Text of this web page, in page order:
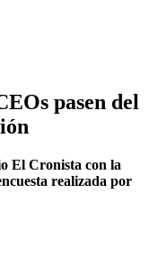
pasen del
El Cronista con la
realizada por